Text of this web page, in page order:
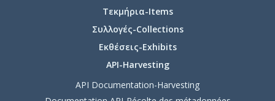
Τεκμήρια-Items
Συλλογές-Collections
Εκθέσεις-Exhibits
API-Harvesting
API Documentation-Harvesting